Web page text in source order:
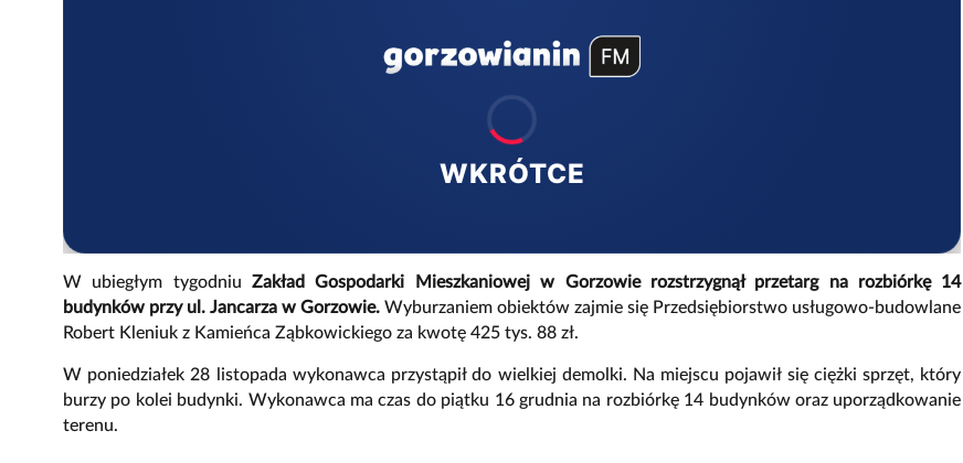
WKRÓTCE
W ubiegłym tygodniuZakład Gospodarki Mieszkaniowej w Gorzowie rozstrzygnął przetarg na rozbiórkę 14
budynków przy ul. Jancarza w Gorzowie.Wyburzaniem obiektów zajmie się Przedsiębiorstwo usługowo-budowlane
Robert Kleniuk z Kamieńca Ząbkowickiego za kwotę 425 tys. 88 zł.
W poniedziałek 28 listopada wykonawca przystąpił do wielkiej demolki. Na miejscu pojawił się ciężki sprzęt, który
burzy po kolei budynki. Wykonawca ma czas do piątku 16 grudnia na rozbiórkę 14 budynków oraz uporządkowanie
terenu.